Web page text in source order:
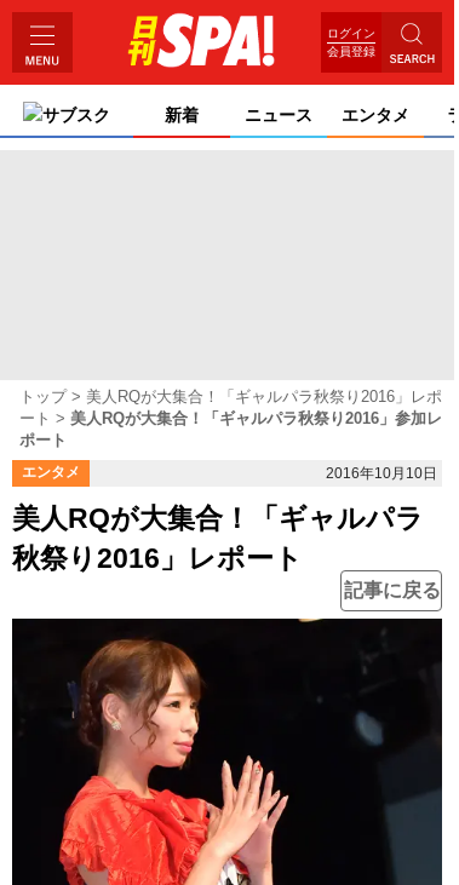
ログイン
会員登録
サブスク 新着 ニュース エンタメ
トップ
美人RQが大集合！「ギャルパラ秋祭り2016」レポ
ート
美人RQが大集合！「ギャルパラ秋祭り2016」参加レ
ポート
エンタメ 2016年10月10日
美人RQが大集合！「ギャルパラ
秋祭り2016」レポート
記事に戻る